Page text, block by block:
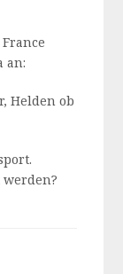
an:
Helden ob